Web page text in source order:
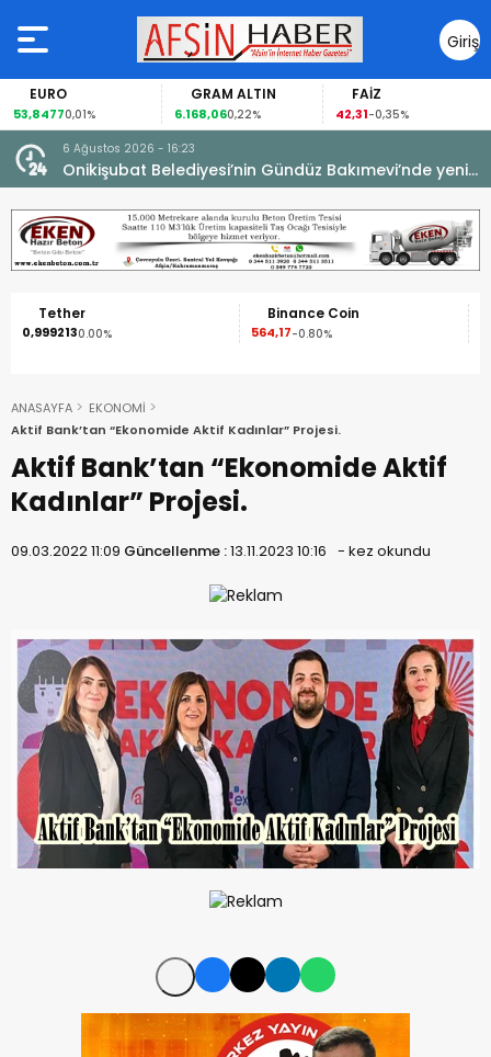
Giriş
Yap
0,01%
GRAM ALTIN
6.168,060,22%
FAİZ
42,31 -0,35%
6 Ağustos 2026 - 16:23
Onikişubat Belediyesi’nin Gündüz Bakımevi’nde yeni
dönemin ön kayıtları başladı.
0.00%
Binance Coin
-0.80% -2.50%
ANASAYFA
EKONOMİ
Aktif Bank’tan “Ekonomide Aktif Kadınlar” Projesi.
Aktif Bank’tan “Ekonomide Aktif
Kadınlar” Projesi.
09.03.2022 11:09 Güncellenme :13.11.2023 10:16 - kez okundu